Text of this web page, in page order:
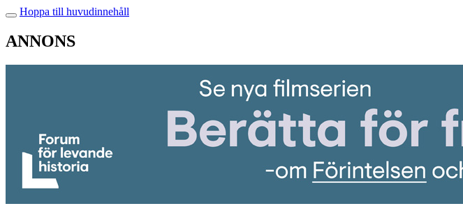
Hoppa till huvudinnehåll
ANNONS